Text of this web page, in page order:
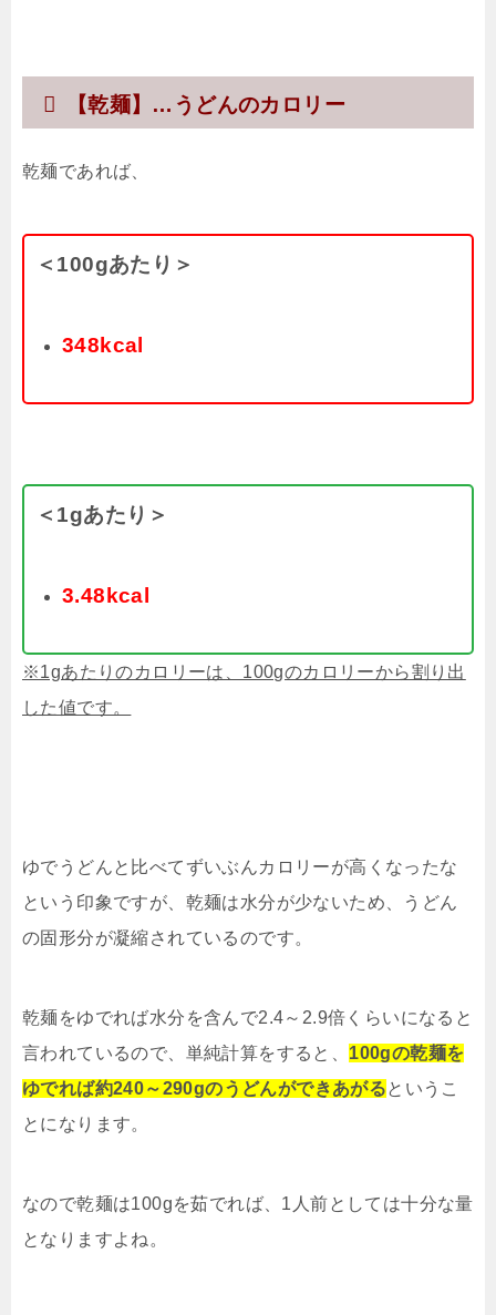
【乾麺】…うどんのカロリー
乾麺であれば、
＜100gあたり＞
348kcal
＜1gあたり＞
3.48kcal
※1gあたりのカロリーは、100gのカロリーから割り出
した値です。
ゆでうどんと比べてずいぶんカロリーが高くなったな
という印象ですが、乾麺は水分が少ないため、うどん
の固形分が凝縮されているのです。
乾麺をゆでれば水分を含んで2.4～2.9倍くらいになると
言われているので、単純計算をすると、 100gの乾麺を
ゆでれば約240～290gのうどんができあがるというこ
とになります。
なので乾麺は100gを茹でれば、1人前としては十分な量
となりますよね。